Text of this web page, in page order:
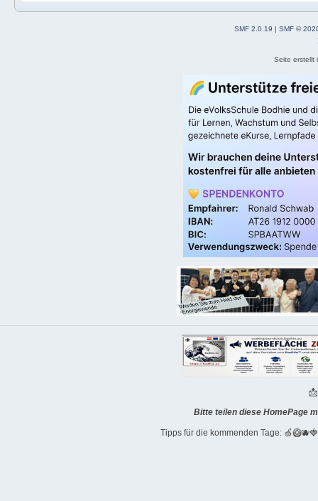
SMF 2.0.19 |SMF ©
Seite erstellt
Bitte teilen diese HomePage
Tipps für die kommenden Tage: